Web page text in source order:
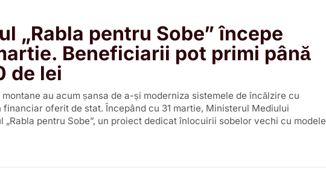
„Rabla pentru Sobe” începe
Beneficiarii pot primi până
de lei
montane au acum șansa de a-și moderniza sistemele de încălzire cu
oferit de stat. Începând cu 31 martie, Ministerul Mediului
„Rabla pentru Sobe”, un proiect dedicat înlocuirii sobelor vechi cu modele